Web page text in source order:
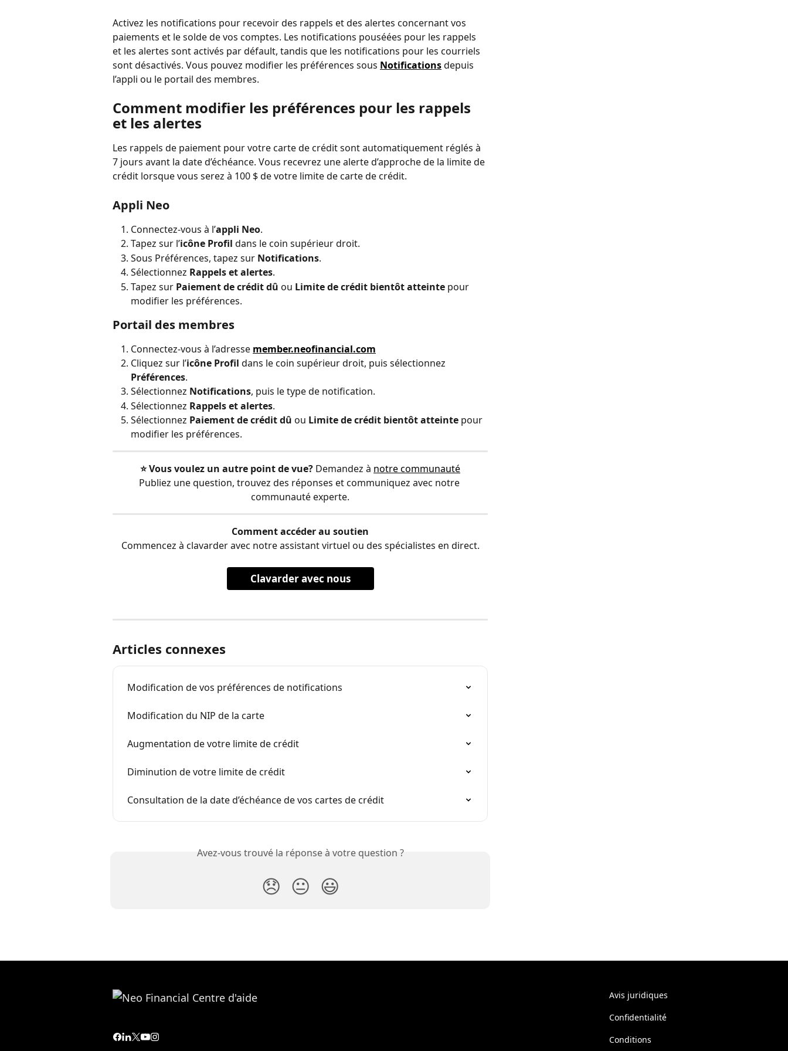
Activez les notifications pour recevoir des rappels et des alertes concernant vos
paiements et le solde de vos comptes. Les notifications pouséées pour les rappels
et les alertes sont activés par défault, tandis que les notifications pour les courriels
sont désactivés. Vous pouvez modifier les préférences sous Notifications depuis
l’appli ou le portail des membres.
Comment modifier les préférences pour les rappels
et les alertes
Les rappels de paiement pour votre carte de crédit sont automatiquement réglés à
7 jours avant la date d’échéance. Vous recevrez une alerte d’approche de la limite de
crédit lorsque vous serez à 100 $ de votre limite de carte de crédit.
Appli Neo
Connectez-vous à l’appli Neo.
Tapez sur l’icône Profil dans le coin supérieur droit.
Sous Préférences, tapez sur Notifications.
Sélectionnez Rappels et alertes.
Tapez sur Paiement de crédit dû ou Limite de crédit bientôt atteinte pour
modifier les préférences.
Portail des membres
Connectez-vous à l’adresse member.neofinancial.com
Cliquez sur l’icône Profil dans le coin supérieur droit, puis sélectionnez
Préférences.
Sélectionnez Notifications, puis le type de notification.
Sélectionnez Rappels et alertes.
Sélectionnez Paiement de crédit dû ou Limite de crédit bientôt atteinte pour
modifier les préférences.
⭐️ Vous voulez un autre point de vue? Demandez à notre communauté
Publiez une question, trouvez des réponses et communiquez avec notre
communauté experte.
Comment accéder au soutien
Commencez à clavarder avec notre assistant virtuel ou des spécialistes en direct.
Clavarder avec nous
Articles connexes
Modification de vos préférences de notifications
Modification du NIP de la carte
Augmentation de votre limite de crédit
Diminution de votre limite de crédit
Consultation de la date d’échéance de vos cartes de crédit
Avez-vous trouvé la réponse à votre question ?
😞 😐 😃
Avis juridiques
Confidentialité
Conditions